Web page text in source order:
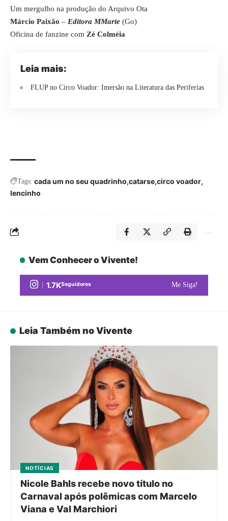
Um mergulho na produção do Arquivo Ota
Márcio Paixão – Editora MMarte (Go)
Oficina de fanzine com Zé Colméia
Leia mais:
FLUP no Circo Voador: Imersão na Literatura das Periferias
Tags: cada um no seu quadrinho catarse circo voador
lencinho
Vem Conhecer o Vivente!
1.7KSeguidores Me Siga!
Leia Também no Vivente
NOTÍCIAS
Nicole Bahls recebe novo título no
Carnaval após polêmicas com Marcelo
Viana e Val Marchiori